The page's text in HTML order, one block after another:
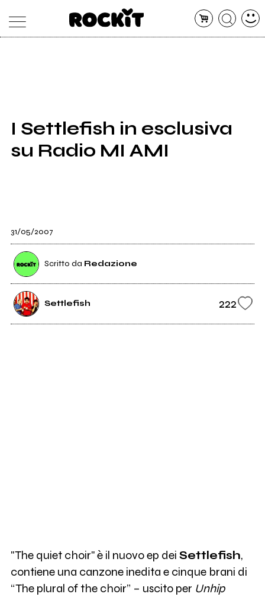
SHOP
RADIO
I Settlefish in esclusiva
su Radio MI AMI
31/05/2007
Scritto da Redazione
Settlefish 222
"The quiet choir" è il nuovo ep dei Settlefish,
contiene una canzone inedita e cinque brani di
“The plural of the choir” – uscito per Unhip